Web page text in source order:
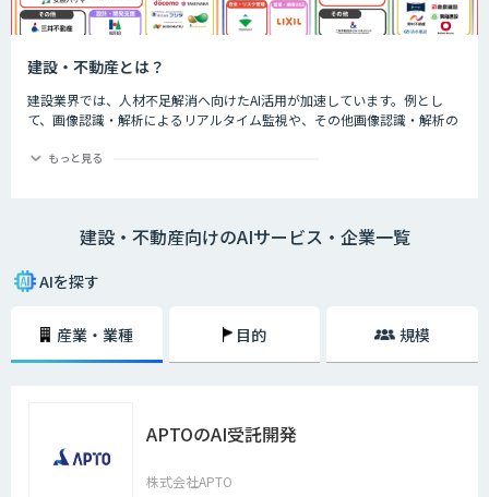
建設・不動産とは？
建設業界では、人材不足解消へ向けたAI活用が加速しています。例とし
て、画像認識・解析によるリアルタイム監視や、その他画像認識・解析の
技術継承・ナレッジ共有のシーンでもAIサービスが多く活用されていま
活用することで膨大なデータをリアルタイムに分析し、迅速かつ精度の高
もっと見る
建設・不動産向けのAIサービス・企業一覧
AIを探す
産業・業種 目的 規模
APTOのAI受託開発
株式会社APTO